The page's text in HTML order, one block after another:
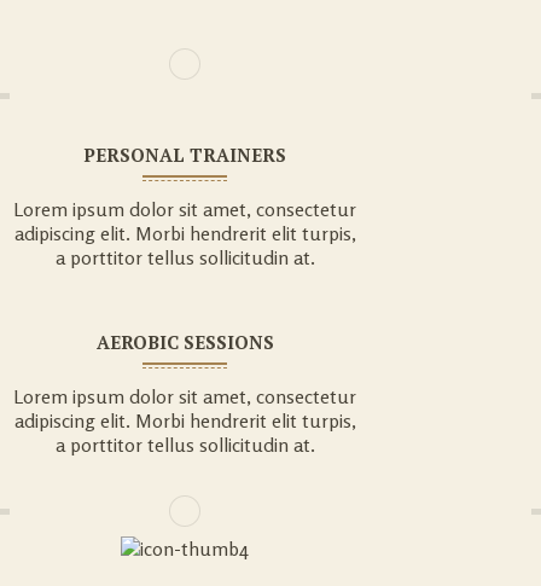
PERSONAL TRAINERS
Lorem ipsum dolor sit amet, consectetur
adipiscing elit. Morbi hendrerit elit turpis,
a porttitor tellus sollicitudin at.
AEROBIC SESSIONS
Lorem ipsum dolor sit amet, consectetur
adipiscing elit. Morbi hendrerit elit turpis,
a porttitor tellus sollicitudin at.